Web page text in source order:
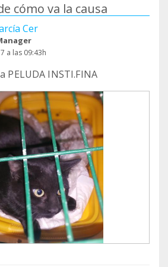
cómo va la causa
Cer
a las 09:43h
PELUDA INSTI.FINA